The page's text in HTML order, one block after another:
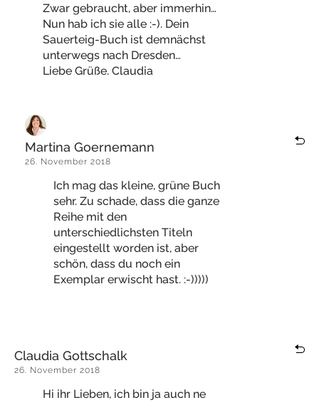
Zwar gebraucht, aber immerhin…
Nun hab ich sie alle :-). Dein
Sauerteig-Buch ist demnächst
unterwegs nach Dresden…
Liebe Grüße. Claudia
Martina Goernemann
26. November 2018
Ich mag das kleine, grüne Buch
sehr. Zu schade, dass die ganze
Reihe mit den
unterschiedlichsten Titeln
eingestellt worden ist, aber
schön, dass du noch ein
Exemplar erwischt hast. :-)))))
Claudia Gottschalk
26. November 2018
Hi ihr Lieben, ich bin ja auch ne